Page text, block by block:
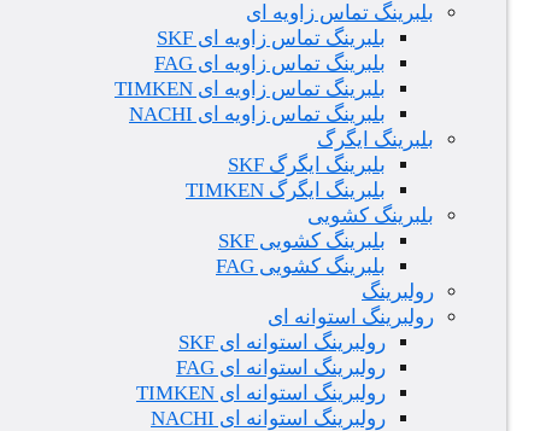
بلبرینگ تماس زاویه ای
بلبرینگ تماس زاویه ای SKF
بلبرینگ تماس زاویه ای FAG
بلبرینگ تماس زاویه ای TIMKEN
بلبرینگ تماس زاویه ای NACHI
بلبرینگ ایگرگ
بلبرینگ ایگرگ SKF
بلبرینگ ایگرگ TIMKEN
بلبرینگ کشویی
بلبرینگ کشویی SKF
بلبرینگ کشویی FAG
رولبرینگ
رولبرینگ استوانه ای
رولبرینگ استوانه ای SKF
رولبرینگ استوانه ای FAG
رولبرینگ استوانه ای TIMKEN
رولبرینگ استوانه ای NACHI